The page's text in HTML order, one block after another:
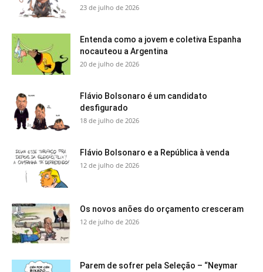
23 de julho de 2026
Entenda como a jovem e coletiva Espanha
nocauteou a Argentina
20 de julho de 2026
Flávio Bolsonaro é um candidato
desfigurado
18 de julho de 2026
Flávio Bolsonaro e a República à venda
12 de julho de 2026
Os novos anões do orçamento cresceram
12 de julho de 2026
Parem de sofrer pela Seleção – “Neymar